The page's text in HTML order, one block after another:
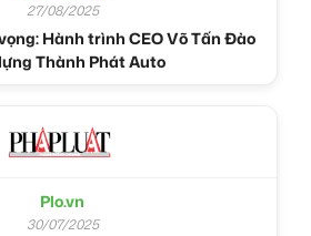
27/08/2025
Hành trình CEO Võ Tấn Đào
Thành Phát Auto
Plo.vn
30/07/2025